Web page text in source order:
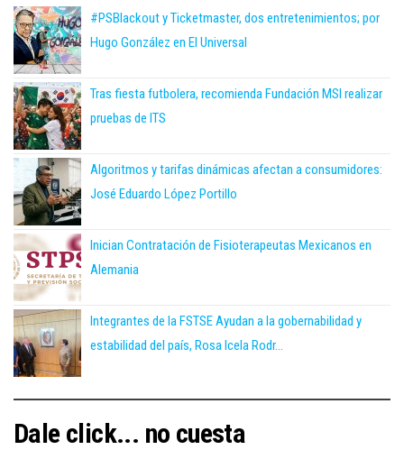
#PSBlackout y Ticketmaster, dos entretenimientos; por
Hugo González en El Universal
Tras fiesta futbolera, recomienda Fundación MSI realizar
pruebas de ITS
Algoritmos y tarifas dinámicas afectan a consumidores:
José Eduardo López Portillo
Inician Contratación de Fisioterapeutas Mexicanos en
Alemania
Integrantes de la FSTSE Ayudan a la gobernabilidad y
estabilidad del país, Rosa Icela Rodr...
Dale click... no cuesta